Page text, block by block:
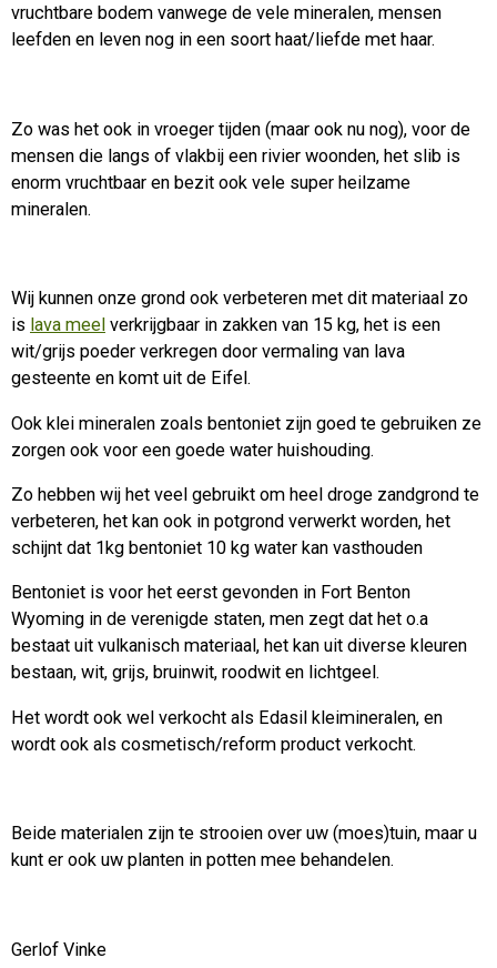
vruchtbare bodem vanwege de vele mineralen, mensen
leefden en leven nog in een soort haat/liefde met haar.
Zo was het ook in vroeger tijden (maar ook nu nog), voor de
mensen die langs of vlakbij een rivier woonden, het slib is
enorm vruchtbaar en bezit ook vele super heilzame
mineralen.
Wij kunnen onze grond ook verbeteren met dit materiaal zo
is lava meel verkrijgbaar in zakken van 15 kg, het is een
wit/grijs poeder verkregen door vermaling van lava
gesteente en komt uit de Eifel.
Ook klei mineralen zoals bentoniet zijn goed te gebruiken ze
zorgen ook voor een goede water huishouding.
Zo hebben wij het veel gebruikt om heel droge zandgrond te
verbeteren, het kan ook in potgrond verwerkt worden, het
schijnt dat 1kg bentoniet 10 kg water kan vasthouden
Bentoniet is voor het eerst gevonden in Fort Benton
Wyoming in de verenigde staten, men zegt dat het o.a
bestaat uit vulkanisch materiaal, het kan uit diverse kleuren
bestaan, wit, grijs, bruinwit, roodwit en lichtgeel.
Het wordt ook wel verkocht als Edasil kleimineralen, en
wordt ook als cosmetisch/reform product verkocht.
Beide materialen zijn te strooien over uw (moes)tuin, maar u
kunt er ook uw planten in potten mee behandelen.
Gerlof Vinke